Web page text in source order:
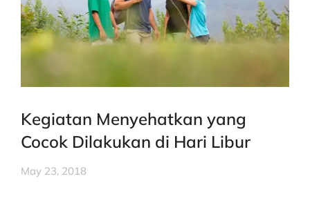
Kegiatan Menyehatkan yang
Cocok Dilakukan di Hari Libur
May 23, 2018